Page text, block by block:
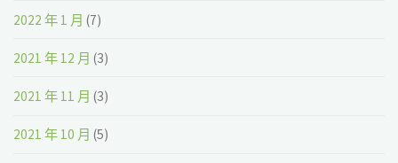
2022 年 1 月 (7)
2021 年 12 月 (3)
2021 年 11 月 (3)
2021 年 10 月 (5)